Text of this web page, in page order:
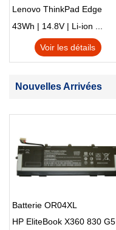
Lenovo ThinkPad Edge
S230u Twist
43Wh | 14.8V | Li-ion ...
Voir les détails
Nouvelles Arrivées
Batterie OR04XL
HP EliteBook X360 830 G5